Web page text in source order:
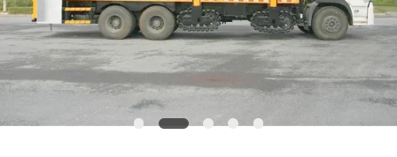
POLITIQUE
DE
CONFIDENTIALITÉ